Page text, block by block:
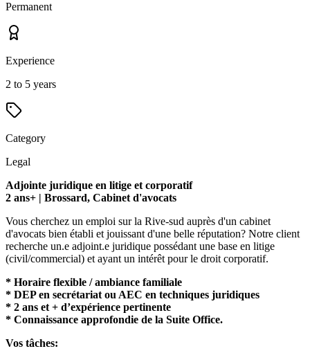
Permanent
Experience
2 to 5 years
Category
Legal
Adjointe juridique en litige et corporatif
2 ans+ | Brossard, Cabinet d'avocats
Vous cherchez un emploi sur la Rive-sud auprès d'un cabinet
d'avocats bien établi et jouissant d'une belle réputation? Notre client
recherche un.e adjoint.e juridique possédant une base en litige
(civil/commercial) et ayant un intérêt pour le droit corporatif.
* Horaire flexible / ambiance familiale
* DEP en secrétariat ou AEC en techniques juridiques
* 2 ans et + d’expérience pertinente
* Connaissance approfondie de la Suite Office.
Vos tâches: